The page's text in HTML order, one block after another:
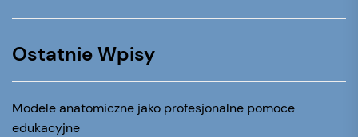
Ostatnie Wpisy
Modele anatomiczne jako profesjonalne pomoce
edukacyjne